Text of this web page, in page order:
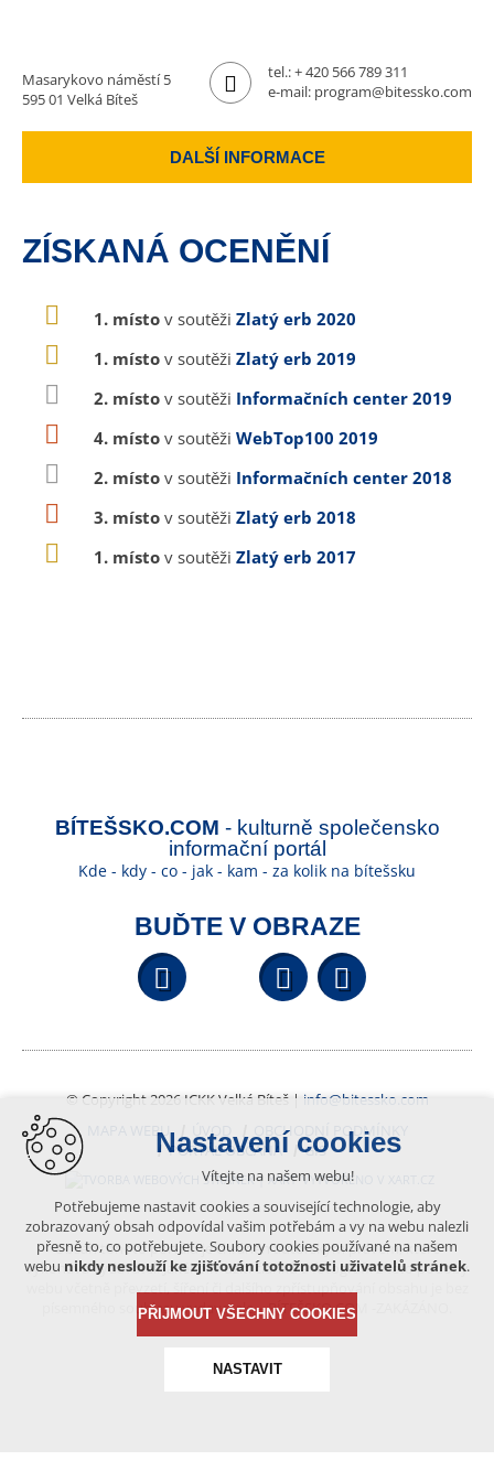
Masarykovo náměstí 5
595 01 Velká Bíteš
tel.:+ 420 566 789 311
e-mail: program@bitessko.com
DALŠÍ INFORMACE
ZÍSKANÁ OCENĚNÍ
1. místo v soutěži Zlatý erb 2020
1. místo v soutěži Zlatý erb 2019
2. místo v soutěži Informačních center 2019
4. místo v soutěži WebTop100 2019
2. místo v soutěži Informačních center 2018
3. místo v soutěži Zlatý erb 2018
1. místo v soutěži Zlatý erb 2017
BÍTEŠSKO.COM - kulturně společensko
informační portál
Kde - kdy - co - jak - kam - za kolik na bítešsku
BUĎTE V OBRAZE
Facebook YouTube
© Copyright 2026 ICKK Velká Bíteš | info@bitessko.com
MAPA WEBU
ÚVOD
OBCHODNÍ PODMÍNKY
PORTÁL OBČANA
GIS
VYTVOŘENO V XART.CZ
Obsah tohoto portálu je chráněn autorským právem, které
vykonává vydavatel. Jakékoliv užití článků a fotografií z této podoby
písemného souhlasu vydavatele – BÍTEŠSKO.COM -ZAKÁZÁNO.
Nastavení cookies
Vítejte na našem webu!
Potřebujeme nastavit cookies a související technologie, aby
zobrazovaný obsah odpovídal vašim potřebám a vy na webu nalezli
přesně to, co potřebujete. Soubory cookies používané na našem
webu nikdy neslouží ke zjišťování totožnosti uživatelů stránek.
PŘIJMOUT VŠECHNY COOKIES
NASTAVIT